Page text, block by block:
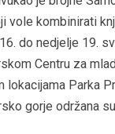
vole kombinirati
do nedjelje 19.
Centru za
lokacijama Parka
gorje održana